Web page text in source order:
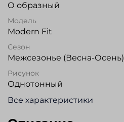
О образный
Модель
Modern Fit
Сезон
Межсезонье (Весна-Осень)
Рисунок
Однотонный
Все характеристики